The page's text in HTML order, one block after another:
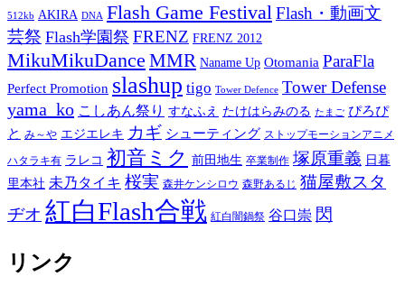
512kb AKIRA DNA Flash Game FestivalFlash・動画文
芸祭 Flash学園祭 FRENZ FRENZ 2012
MikuMikuDance MMR Naname Up Otomania ParaFla
Perfect Promotion slashup tigo Tower Defence Tower Defense
yama_ko こしあん祭り すなふえ たけはらみのる たまご ぴろぴ
と み～や エジエレキ カギ シューティング ストップモーションアニメ
ハタラキ有 ラレコ 初音ミク 前田地生 卒業制作 塚原重義 日暮
里本社 未乃タイキ 桜実 森井ケンシロウ 森野あるじ 猫屋敷スタ
ヂオ 紅白Flash合戦 紅白闇鍋祭 谷口崇 閃
リンク